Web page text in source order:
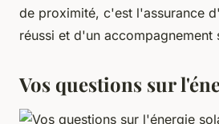
de proximité, c'est l'assurance
réussi et d'un accompagnement
Vos questions sur